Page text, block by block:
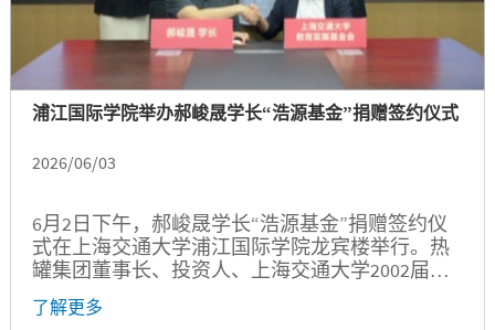
浦江国际学院举办郝峻晟学长“浩源基金”捐赠签约仪式
2026/06/03
6月2日下午，郝峻晟学长“浩源基金”捐赠签约仪
式在上海交通大学浦江国际学院龙宾楼举行。热
罐集团董事长、投资人、上海交通大学2002届计
算机科学与技术专业本科、2005届计算机应用专
业硕士、中欧EMBA2017校友郝峻晟，上海交通大
了解更多